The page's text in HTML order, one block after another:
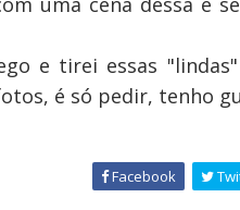
e tirei essas
é só pedir, tenho
Facebook